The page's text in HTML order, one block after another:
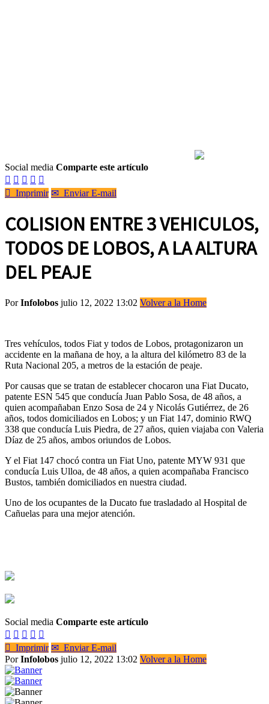
Social media Comparte este artículo
    
 Imprimir ✉ Enviar E-mail
COLISION ENTRE 3 VEHICULOS,
TODOS DE LOBOS, A LA ALTURA
DEL PEAJE
PorInfolobos julio 12, 2022 13:02 Volver a la Home
Tres vehículos, todos Fiat y todos de Lobos, protagonizaron un
accidente en la mañana de hoy, a la altura del kilómetro 83 de la
Ruta Nacional 205, a metros de la estación de peaje.
Por causas que se tratan de establecer chocaron una Fiat Ducato,
patente ESN 545 que conducía Juan Pablo Sosa, de 48 años, a
quien acompañaban Enzo Sosa de 24 y Nicolás Gutiérrez, de 26
años, todos domiciliados en Lobos; y un Fiat 147, dominio RWQ
338 que conducía Luis Piedra, de 27 años, quien viajaba con Valeria
Díaz de 25 años, ambos oriundos de Lobos.
Y el Fiat 147 chocó contra un Fiat Uno, patente MYW 931 que
conducía Luis Ulloa, de 48 años, a quien acompañaba Francisco
Bustos, también domiciliados en nuestra ciudad.
Uno de los ocupantes de la Ducato fue trasladado al Hospital de
Cañuelas para una mejor atención.
Social media Comparte este artículo
    
 Imprimir ✉ Enviar E-mail
PorInfolobos julio 12, 2022 13:02 Volver a la Home